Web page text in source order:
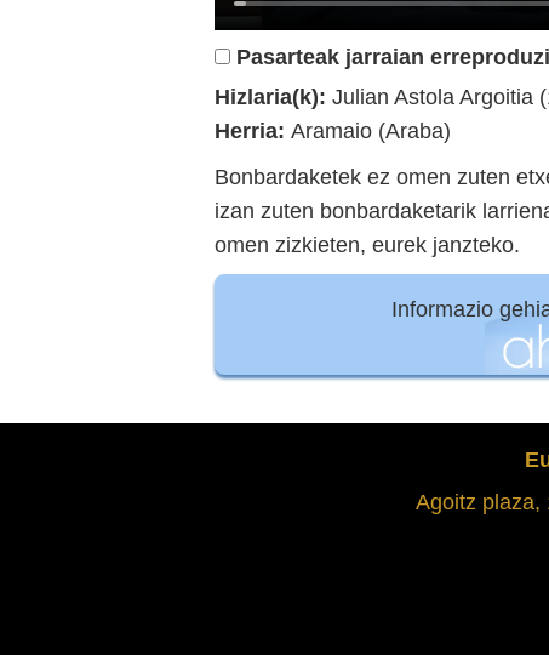
Pasarteak jarraian
Hizlaria(k): Julian Astola Argoitia
Herria: Aramaio (Araba)
Bonbardaketek ez omen zuten
izan zuten bonbardaketarik
omen zizkieten, eurek janzteko.
Informazio
Agoitz plaza,